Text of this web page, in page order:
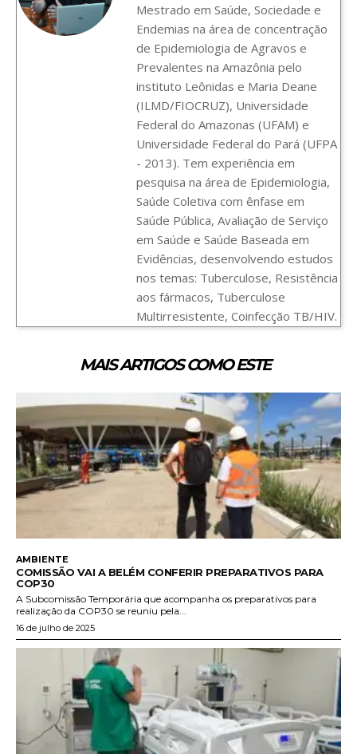
Mestrado em Saúde, Sociedade e
Endemias na área de concentração
de Epidemiologia de Agravos e
Prevalentes na Amazônia pelo
instituto Leônidas e Maria Deane
(ILMD/FIOCRUZ), Universidade
Federal do Amazonas (UFAM) e
Universidade Federal do Pará (UFPA
- 2013). Tem experiência em
pesquisa na área de Epidemiologia,
Saúde Coletiva com ênfase em
Saúde Pública, Avaliação de Serviço
em Saúde e Saúde Baseada em
Evidências, desenvolvendo estudos
nos temas: Tuberculose, Resistência
aos fármacos, Tuberculose
Multirresistente, Coinfecção TB/HIV.
MAIS ARTIGOS COMO ESTE
AMBIENTE
COMISSÃO VAI A BELÉM CONFERIR PREPARATIVOS PARA
COP30
A Subcomissão Temporária que acompanha os preparativos para
realização da COP30 se reuniu pela...
16 de julho de 2025